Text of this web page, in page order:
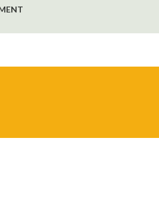
தொகுத்து ‘ பூபாளத்திற்கொரு
கவிதைத் தொகுப்பை வெளியிட்டார் .
தமிழன் எக்ஸ்பிரஸ் என்று பல இதழ்களில்
கரையோரத்தில் வசித்த மக்கள்